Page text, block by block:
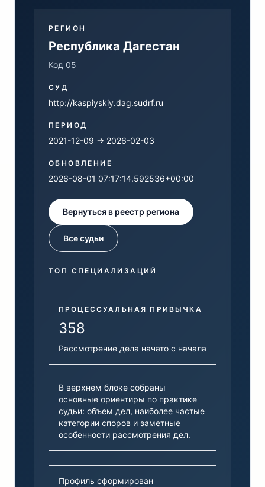
РЕГИОН
Республика Дагестан
Код 05
СУД
http://kaspiyskiy.dag.sudrf.ru
ПЕРИОД
2021-12-09 → 2026-02-03
ОБНОВЛЕНИЕ
2026-08-01 07:17:14.592536+00:00
Вернуться в реестр региона
Все судьи
ТОП СПЕЦИАЛИЗАЦИЙ
ПРОЦЕССУАЛЬНАЯ ПРИВЫЧКА
358
Рассмотрение дела начато с начала
В верхнем блоке собраны
основные ориентиры по практике
судьи: объем дел, наиболее частые
категории споров и заметные
особенности рассмотрения дел.
Профиль сформирован